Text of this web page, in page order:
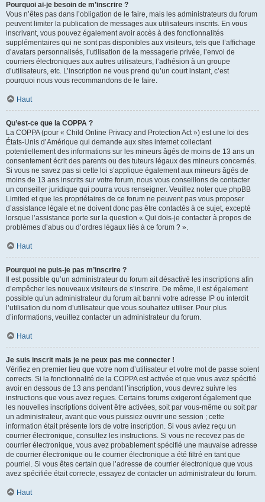
Pourquoi ai-je besoin de m’inscrire ?
Vous n’êtes pas dans l’obligation de le faire, mais les administrateurs du forum
peuvent limiter la publication de messages aux utilisateurs inscrits. En vous
inscrivant, vous pouvez également avoir accès à des fonctionnalités
supplémentaires qui ne sont pas disponibles aux visiteurs, tels que l’affichage
d’avatars personnalisés, l’utilisation de la messagerie privée, l’envoi de
courriers électroniques aux autres utilisateurs, l’adhésion à un groupe
d’utilisateurs, etc. L’inscription ne vous prend qu’un court instant, c’est
pourquoi nous vous recommandons de le faire.
Haut
Qu’est-ce que la COPPA ?
La COPPA (pour « Child Online Privacy and Protection Act ») est une loi des
États-Unis d’Amérique qui demande aux sites internet collectant
potentiellement des informations sur les mineurs âgés de moins de 13 ans un
consentement écrit des parents ou des tuteurs légaux des mineurs concernés.
Si vous ne savez pas si cette loi s’applique également aux mineurs âgés de
moins de 13 ans inscrits sur votre forum, nous vous conseillons de contacter
un conseiller juridique qui pourra vous renseigner. Veuillez noter que phpBB
Limited et que les propriétaires de ce forum ne peuvent pas vous proposer
d’assistance légale et ne doivent donc pas être contactés à ce sujet, excepté
lorsque l’assistance porte sur la question « Qui dois-je contacter à propos de
problèmes d’abus ou d’ordres légaux liés à ce forum ? ».
Haut
Pourquoi ne puis-je pas m’inscrire ?
Il est possible qu’un administrateur du forum ait désactivé les inscriptions afin
d’empêcher les nouveaux visiteurs de s’inscrire. De même, il est également
possible qu’un administrateur du forum ait banni votre adresse IP ou interdit
l’utilisation du nom d’utilisateur que vous souhaitez utiliser. Pour plus
d’informations, veuillez contacter un administrateur du forum.
Haut
Je suis inscrit mais je ne peux pas me connecter !
Vérifiez en premier lieu que votre nom d’utilisateur et votre mot de passe soient
corrects. Si la fonctionnalité de la COPPA est activée et que vous avez spécifié
avoir en dessous de 13 ans pendant l’inscription, vous devrez suivre les
instructions que vous avez reçues. Certains forums exigeront également que
les nouvelles inscriptions doivent être activées, soit par vous-même ou soit par
un administrateur, avant que vous puissiez ouvrir une session ; cette
information était présente lors de votre inscription. Si vous aviez reçu un
courrier électronique, consultez les instructions. Si vous ne recevez pas de
courrier électronique, vous avez probablement spécifié une mauvaise adresse
de courrier électronique ou le courrier électronique a été filtré en tant que
pourriel. Si vous êtes certain que l’adresse de courrier électronique que vous
avez spécifiée était correcte, essayez de contacter un administrateur du forum.
Haut